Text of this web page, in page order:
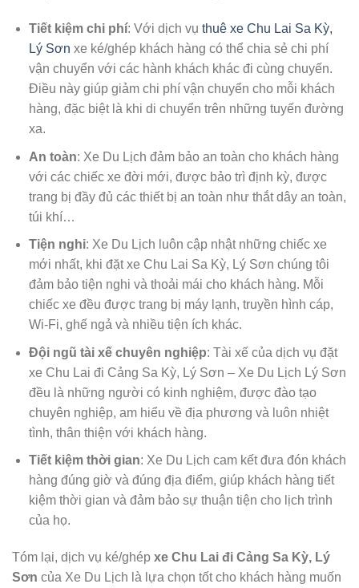
Tiết kiệm chi phí: Với dịch vụ thuê xe Chu Lai Sa Kỳ,
Lý Sơn xe ké/ghép khách hàng có thể chia sẻ chi phí
vận chuyển với các hành khách khác đi cùng chuyến.
Điều này giúp giảm chi phí vận chuyển cho mỗi khách
hàng, đặc biệt là khi di chuyển trên những tuyến đường
xa.
An toàn: Xe Du Lịch đảm bảo an toàn cho khách hàng
với các chiếc xe đời mới, được bảo trì định kỳ, được
trang bị đầy đủ các thiết bị an toàn như thắt dây an toàn,
túi khí…
Tiện nghi: Xe Du Lịch luôn cập nhật những chiếc xe
mới nhất, khi đặt xe Chu Lai Sa Kỳ, Lý Sơn chúng tôi
đảm bảo tiện nghi và thoải mái cho khách hàng. Mỗi
chiếc xe đều được trang bị máy lạnh, truyền hình cáp,
Wi-Fi, ghế ngả và nhiều tiện ích khác.
Đội ngũ tài xế chuyên nghiệp: Tài xế của dịch vụ đặt
xe Chu Lai đi Cảng Sa Kỳ, Lý Sơn – Xe Du Lịch Lý Sơn
đều là những người có kinh nghiệm, được đào tạo
chuyên nghiệp, am hiểu về địa phương và luôn nhiệt
tình, thân thiện với khách hàng.
Tiết kiệm thời gian: Xe Du Lịch cam kết đưa đón khách
hàng đúng giờ và đúng địa điểm, giúp khách hàng tiết
kiệm thời gian và đảm bảo sự thuận tiện cho lịch trình
của họ.
Tóm lại, dịch vụ ké/ghép xe Chu Lai đi Cảng Sa Kỳ, Lý
Sơn của Xe Du Lịch là lựa chọn tốt cho khách hàng muốn